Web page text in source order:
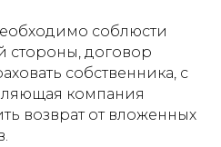
соблюсти
стороны, договор
собственника, с
компания
возврат от вложенных